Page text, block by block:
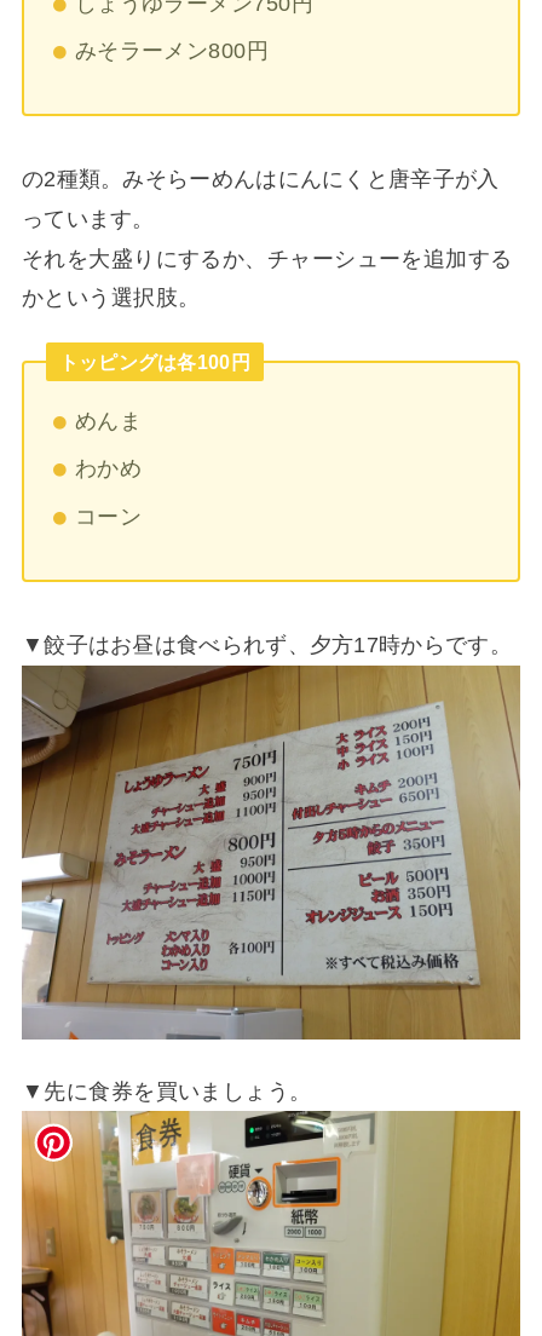
みそラーメン800円
の2種類。みそらーめんはにんにくと唐辛子が入
っています。
それを大盛りにするか、チャーシューを追加する
かという選択肢。
トッピングは各100円
めんま
わかめ
コーン
▼餃子はお昼は食べられず、夕方17時からです。
▼先に食券を買いましょう。